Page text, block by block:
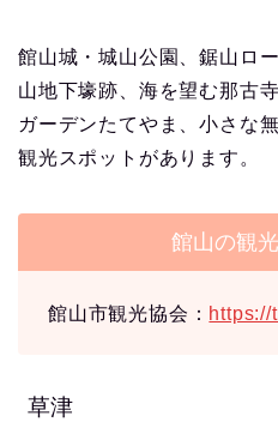
館山城・城山公園、鋸山ロ
山地下壕跡、海を望む那古
ガーデンたてやま、小さな
観光スポットがあります。
館山の観
館山市観光協会： https://
草津